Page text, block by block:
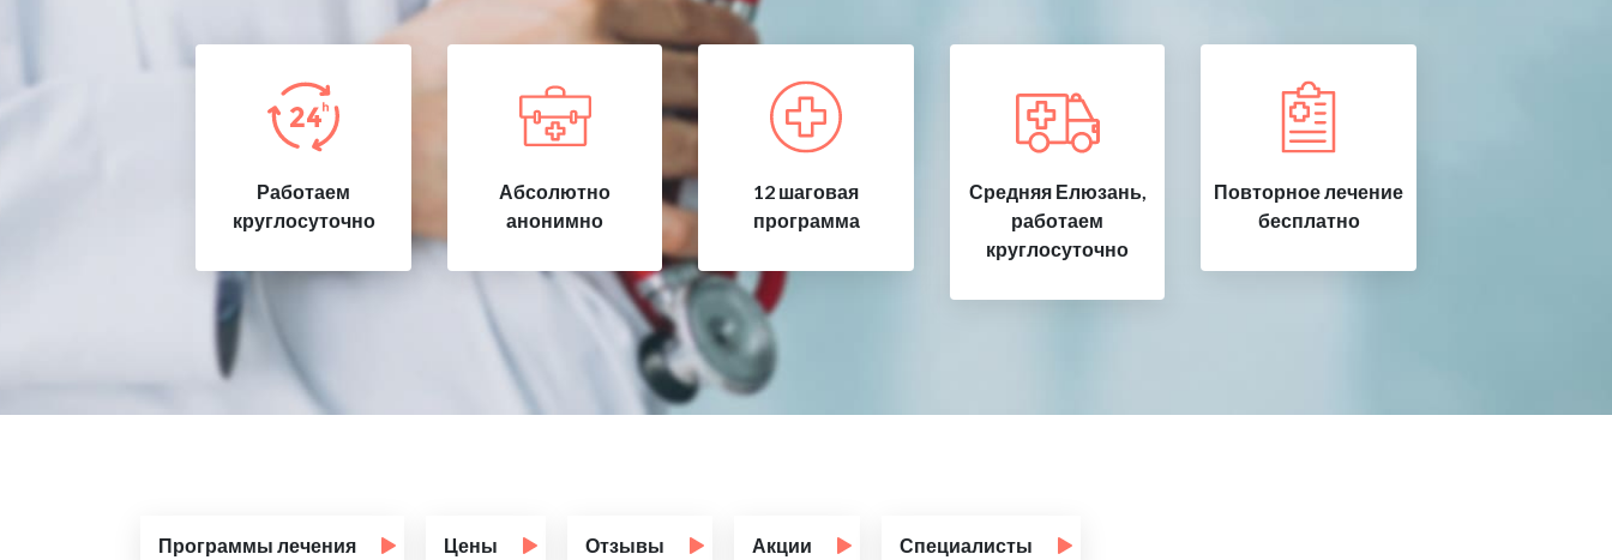
Работаем
круглосуточно
Абсолютно
анонимно
12 шаговая
программа
Средняя Елюзань,
работаем
круглосуточно
Повторное лечение
бесплатно
Программы лечения Цены Отзывы Акции Специалисты